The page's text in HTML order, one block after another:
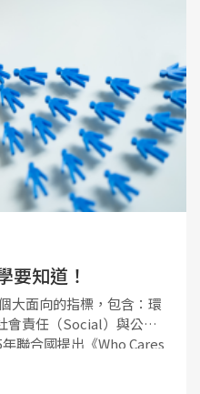
要知道！
大面向的指標，包含：環
責任（Social）與公司
聯合國提出《Who Cares
該將「ESG」涵蓋進企